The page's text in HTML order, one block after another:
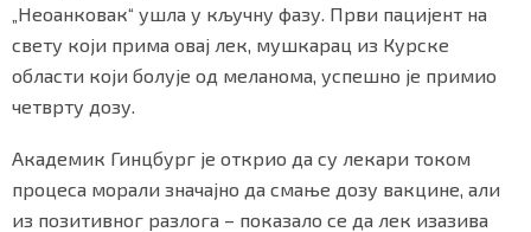
„Неоанковак“ ушла у кључну фазу. Први пацијент на
свету који прима овај лек, мушкарац из Курске
области који болује од меланома, успешно је примио
четврту дозу.
Академик Гинцбург је открио да су лекари током
процеса морали значајно да смање дозу вакцине, али
из позитивног разлога – показало се да лек изазива
БИЗНИС
ПРАТИТЕ НАС